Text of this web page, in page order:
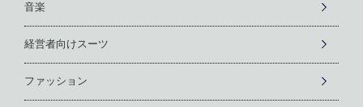
音楽
経営者向けスーツ
ファッション